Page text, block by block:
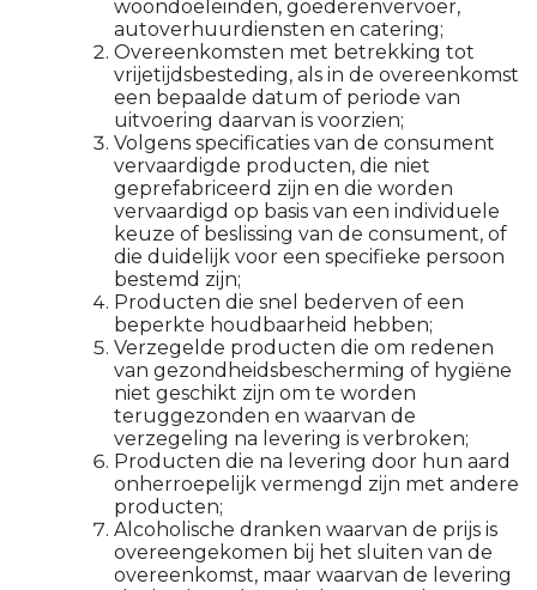
woondoeleinden, goederenvervoer,
autoverhuurdiensten en catering;
Overeenkomsten met betrekking tot
vrijetijdsbesteding, als in de overeenkomst
een bepaalde datum of periode van
uitvoering daarvan is voorzien;
Volgens specificaties van de consument
vervaardigde producten, die niet
geprefabriceerd zijn en die worden
vervaardigd op basis van een individuele
keuze of beslissing van de consument, of
die duidelijk voor een specifieke persoon
bestemd zijn;
Producten die snel bederven of een
beperkte houdbaarheid hebben;
Verzegelde producten die om redenen
van gezondheidsbescherming of hygiëne
niet geschikt zijn om te worden
teruggezonden en waarvan de
verzegeling na levering is verbroken;
Producten die na levering door hun aard
onherroepelijk vermengd zijn met andere
producten;
Alcoholische dranken waarvan de prijs is
overeengekomen bij het sluiten van de
overeenkomst, maar waarvan de levering